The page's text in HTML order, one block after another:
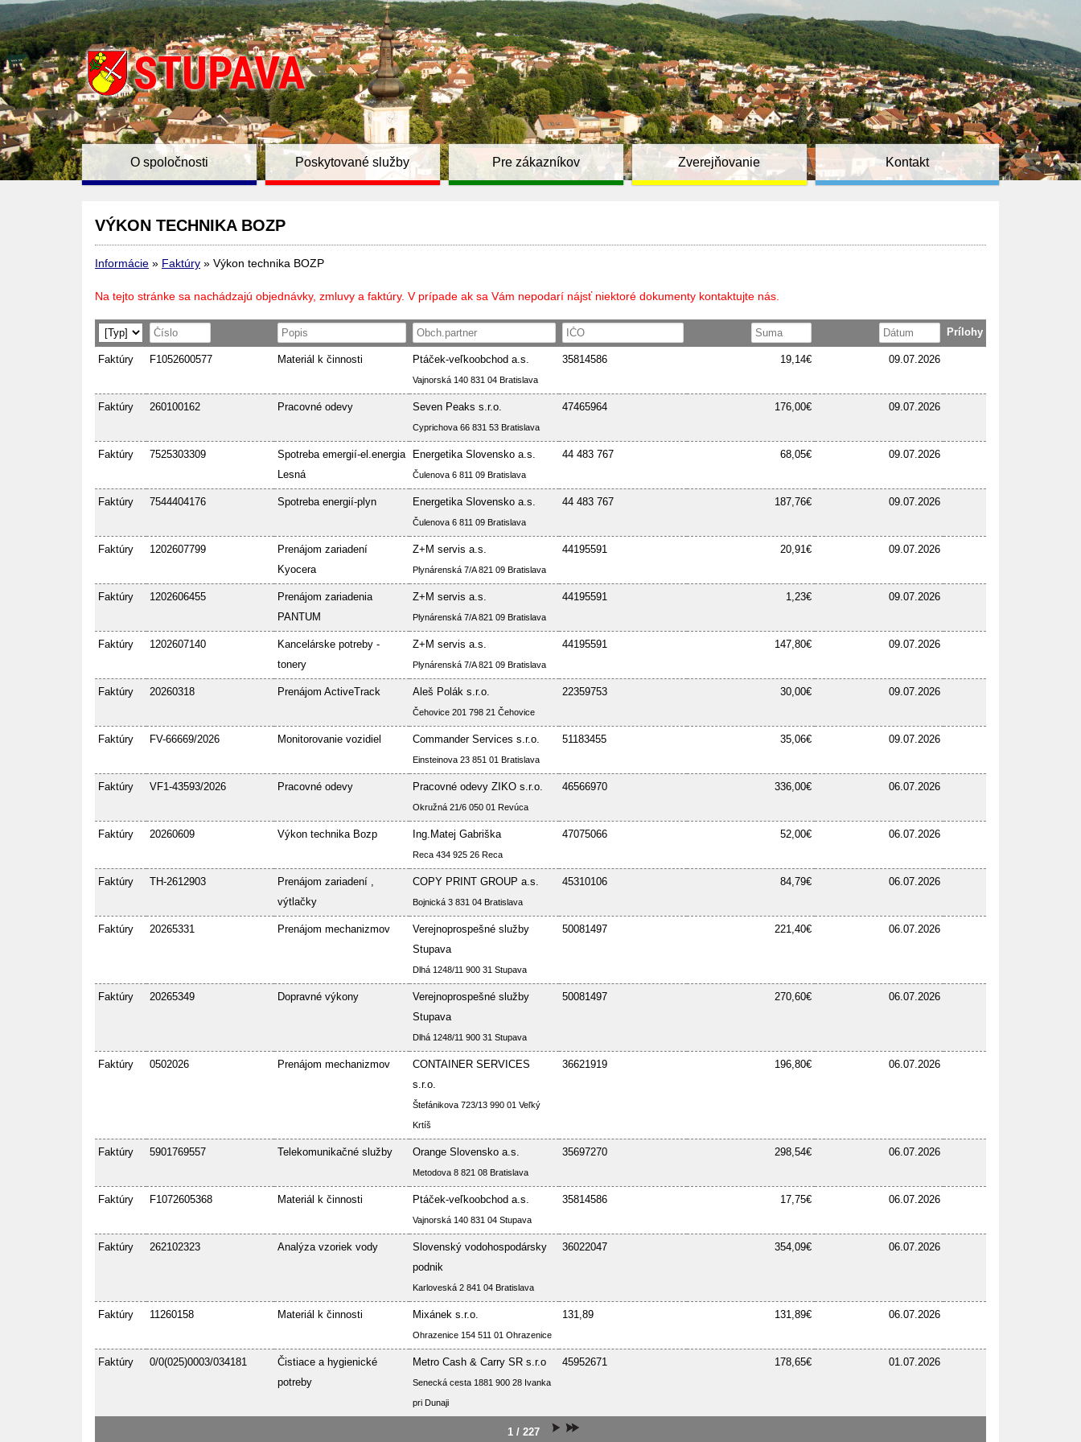
O spoločnosti Poskytované služby Pre zákazníkov Zverejňovanie Kontakt
VÝKON TECHNIKA BOZP
Informácie » Faktúry » Výkon technika BOZP
Na tejto stránke sa nachádzajú objednávky, zmluvy a faktúry. V prípade ak sa Vám nepodarí nájsť niektoré dokumenty kontaktujte nás.
Prílohy
Faktúry F1052600577 Materiál k činnosti Ptáček-veľkoobchod a.s.
Vajnorská 140 831 04 Bratislava
35814586 19,14€ 09.07.2026
Faktúry 260100162 Pracovné odevy Seven Peaks s.r.o.
Cyprichova 66 831 53 Bratislava
47465964 176,00€ 09.07.2026
Faktúry 7525303309
Spotreba emergií-el.energia
Lesná
Energetika Slovensko a.s.
Čulenova 6 811 09 Bratislava
44 483 767 68,05€ 09.07.2026
Faktúry 7544404176 Spotreba energií-plyn Energetika Slovensko a.s.
Čulenova 6 811 09 Bratislava
44 483 767 187,76€ 09.07.2026
Faktúry 1202607799
Prenájom zariadení
Kyocera
Z+M servis a.s.
Plynárenská 7/A 821 09 Bratislava
44195591 20,91€ 09.07.2026
Faktúry 1202606455
Prenájom zariadenia
PANTUM
Z+M servis a.s.
Plynárenská 7/A 821 09 Bratislava
44195591 1,23€ 09.07.2026
Faktúry 1202607140
Kancelárske potreby -
tonery
Z+M servis a.s.
Plynárenská 7/A 821 09 Bratislava
44195591 147,80€ 09.07.2026
Faktúry 20260318 Prenájom ActiveTrack Aleš Polák s.r.o.
Čehovice 201 798 21 Čehovice
22359753 30,00€ 09.07.2026
Faktúry FV-66669/2026 Monitorovanie vozidiel Commander Services s.r.o.
Einsteinova 23 851 01 Bratislava
51183455 35,06€ 09.07.2026
Faktúry VF1-43593/2026 Pracovné odevy Pracovné odevy ZIKO s.r.o.
Okružná 21/6 050 01 Revúca
46566970 336,00€ 06.07.2026
Faktúry 20260609 Výkon technika Bozp Ing.Matej Gabriška
Reca 434 925 26 Reca
47075066 52,00€ 06.07.2026
Faktúry TH-2612903
Prenájom zariadení ,
výtlačky
COPY PRINT GROUP a.s.
Bojnická 3 831 04 Bratislava
45310106 84,79€ 06.07.2026
Faktúry 20265331 Prenájom mechanizmov
Verejnoprospešné služby
Stupava
Dlhá 1248/11 900 31 Stupava
50081497 221,40€ 06.07.2026
Faktúry 20265349 Dopravné výkony
Verejnoprospešné služby
Stupava
Dlhá 1248/11 900 31 Stupava
50081497 270,60€ 06.07.2026
Faktúry 0502026 Prenájom mechanizmov
CONTAINER SERVICES
s.r.o.
Štefánikova 723/13 990 01 Veľký
Krtíš
36621919 196,80€ 06.07.2026
Faktúry 5901769557 Telekomunikačné služby Orange Slovensko a.s.
Metodova 8 821 08 Bratislava
35697270 298,54€ 06.07.2026
Faktúry F1072605368 Materiál k činnosti Ptáček-veľkoobchod a.s.
Vajnorská 140 831 04 Stupava
35814586 17,75€ 06.07.2026
Faktúry 262102323 Analýza vzoriek vody
Slovenský vodohospodársky
podnik
Karloveská 2 841 04 Bratislava
36022047 354,09€ 06.07.2026
Faktúry 11260158 Materiál k činnosti Mixánek s.r.o.
Ohrazenice 154 511 01 Ohrazenice
131,89 131,89€ 06.07.2026
Faktúry 0/0(025)0003/034181
Čistiace a hygienické
potreby
Metro Cash & Carry SR s.r.o
Senecká cesta 1881 900 28 Ivanka
pri Dunaji
45952671 178,65€ 01.07.2026
1 / 227